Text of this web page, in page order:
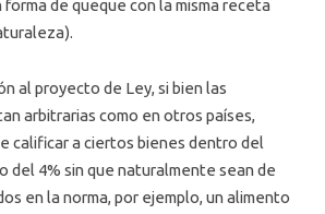
de queque con la misma receta
al proyecto de Ley, si bien las
arbitrarias como en otros países,
calificar a ciertos bienes dentro del
del 4% sin que naturalmente sean de
en la norma, por ejemplo, un alimento